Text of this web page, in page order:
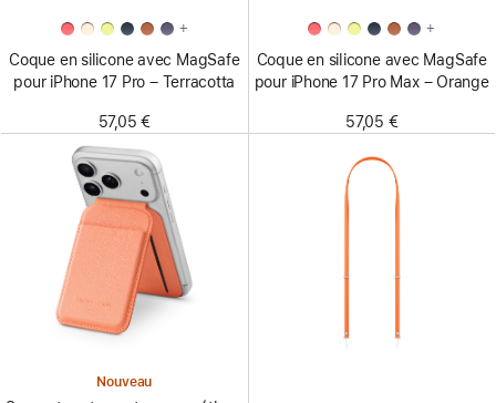
+
Coque en silicone avec MagSafe
pour iPhone 17 Pro – Terracotta
57,05 €
+
Coque en silicone avec MagSafe
pour iPhone 17 Pro Max – Orange
57,05 €
Nouveau